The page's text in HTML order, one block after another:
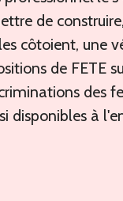
de
côtoient, une
de FETE
des
disponibles à